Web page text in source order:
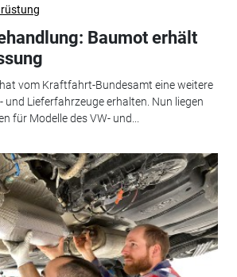
Baumot erhält
vom Kraftfahrt-Bundesamt eine weitere
und Lieferfahrzeuge erhalten. Nun liegen
für Modelle des VW- und...